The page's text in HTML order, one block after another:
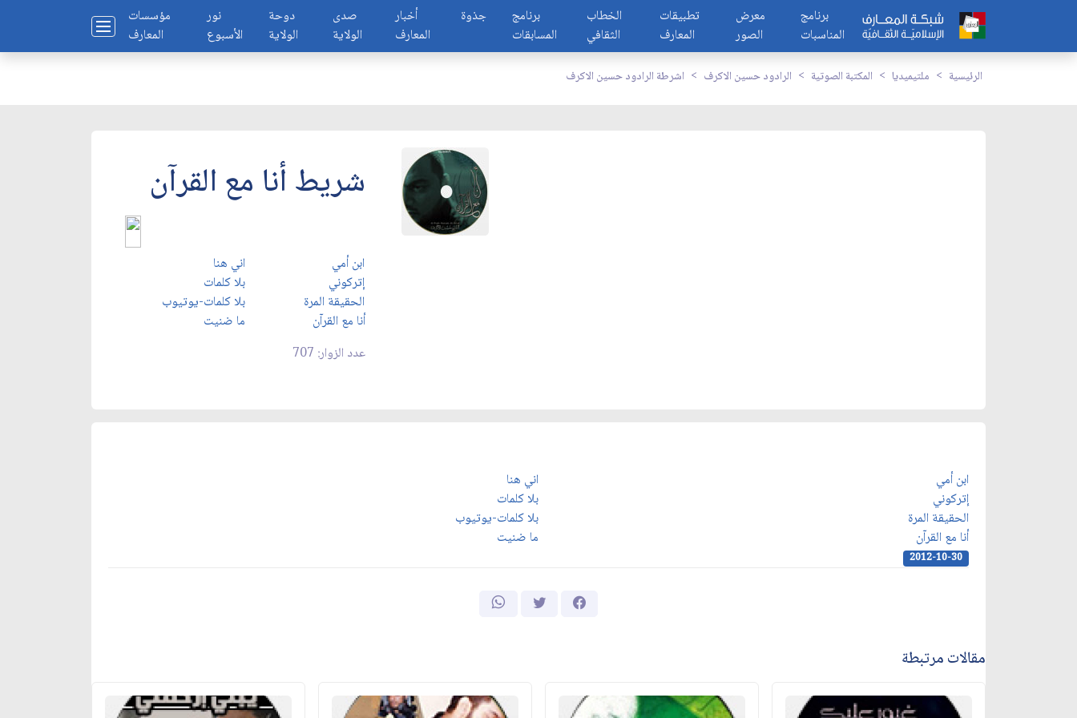
مؤسسات
المعارف
نور
الأسبوع
دوحة
الولاية
صدى
الولاية
أخبار
المعارف
جذوة
برنامج
المسابقات
الخطاب
الثقافي
تطبيقات
المعارف
معرض
الصور
برنامج
المناسبات
الرئيسية ملتيميديا المكتبة الصوتية الرادود حسين الاكرف اشرطة الرادود حسين الاكرف
شريط أنا مع القرآن
ابن أمي
اني هنا
إتركوني
بلا كلمات
الحقيقة المرة
بلا كلمات-يوتيوب
أنا مع القرآن
ما ضنيت
عدد الزوار: 707
ابن أمي
اني هنا
إتركوني
بلا كلمات
الحقيقة المرة
بلا كلمات-يوتيوب
أنا مع القرآن
ما ضنيت
2012-10-30
مقالات مرتبطة